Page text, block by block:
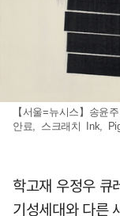
【서울=뉴시스】송
안료, 스크래치 Ink,
학고재 우정우 큐
기성세대와 다른